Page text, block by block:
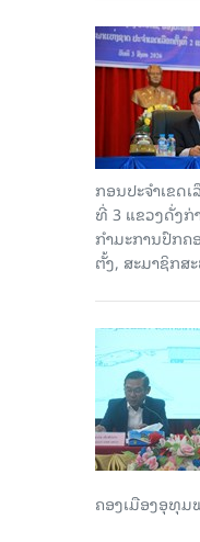
ກອນປະຈໍາເຂດ
ທີ່ 3 ແຂວງດັ່ງກ່
ກໍາມະການປົກຄ
ຕັ້ງ, ສະມາຊິກສ
ຄອງເມືອງອຸທຸມ